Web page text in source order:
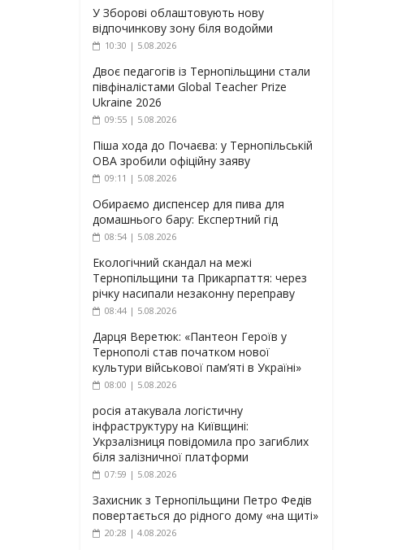
У Зборові облаштовують нову
відпочинкову зону біля водойми
10:30 | 5.08.2026
Двоє педагогів із Тернопільщини стали
півфіналістами Global Teacher Prize
Ukraine 2026
09:55 | 5.08.2026
Піша хода до Почаєва: у Тернопільській
ОВА зробили офіційну заяву
09:11 | 5.08.2026
Обираємо диспенсер для пива для
домашнього бару: Експертний гід
08:54 | 5.08.2026
Екологічний скандал на межі
Тернопільщини та Прикарпаття: через
річку насипали незаконну переправу
08:44 | 5.08.2026
Дарця Веретюк: «Пантеон Героїв у
Тернополі став початком нової
культури військової пам’яті в Україні»
08:00 | 5.08.2026
росія атакувала логістичну
інфраструктуру на Київщині:
Укрзалізниця повідомила про загиблих
біля залізничної платформи
07:59 | 5.08.2026
Захисник з Тернопільщини Петро Федів
повертається до рідного дому «на щиті»
20:28 | 4.08.2026